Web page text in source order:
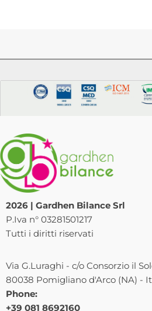
2026 | Gardhen Bilance Srl
P.Iva n° 03281501217
Tutti i diritti riservati
Via G.Luraghi - c/o Consorzio il
80038 Pomigliano d'Arco (NA) -
Phone:
+39 081 8692160